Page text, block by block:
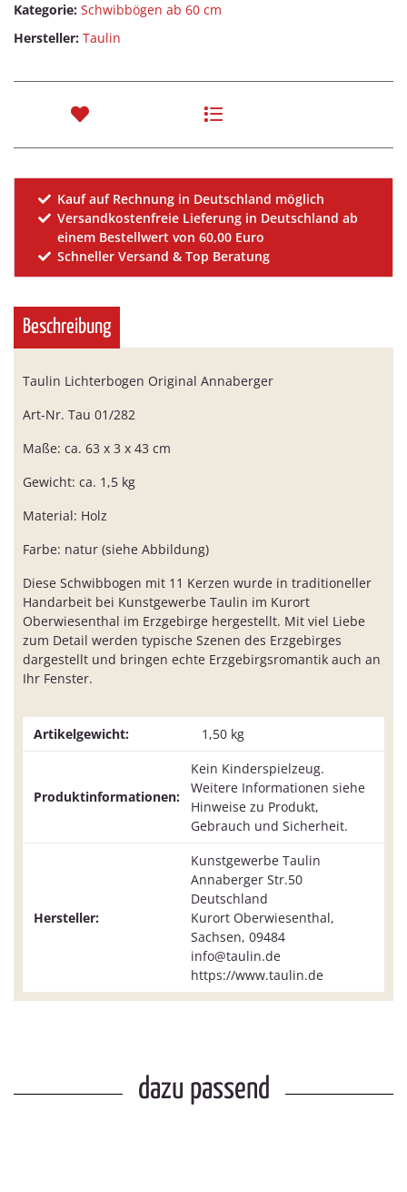
Kategorie: Schwibbögen ab 60 cm
Hersteller: Taulin
Kauf auf Rechnung in Deutschland möglich
Versandkostenfreie Lieferung in Deutschland ab
einem Bestellwert von 60,00 Euro
Schneller Versand & Top Beratung
Beschreibung
Taulin Lichterbogen Original Annaberger
Art-Nr. Tau 01/282
Maße: ca. 63 x 3 x 43 cm
Gewicht: ca. 1,5 kg
Material: Holz
Farbe: natur (siehe Abbildung)
Diese Schwibbogen mit 11 Kerzen wurde in traditioneller
Handarbeit bei Kunstgewerbe Taulin im Kurort
Oberwiesenthal im Erzgebirge hergestellt. Mit viel Liebe
zum Detail werden typische Szenen des Erzgebirges
dargestellt und bringen echte Erzgebirgsromantik auch an
Ihr Fenster.
Artikelgewicht: 1,50 kg
Produktinformationen:
Kein Kinderspielzeug.
Weitere Informationen siehe
Hinweise zu Produkt,
Gebrauch und Sicherheit.
Hersteller:
Kunstgewerbe Taulin
Annaberger Str.50
Deutschland
Kurort Oberwiesenthal,
Sachsen, 09484
info@taulin.de
https://www.taulin.de
dazu passend